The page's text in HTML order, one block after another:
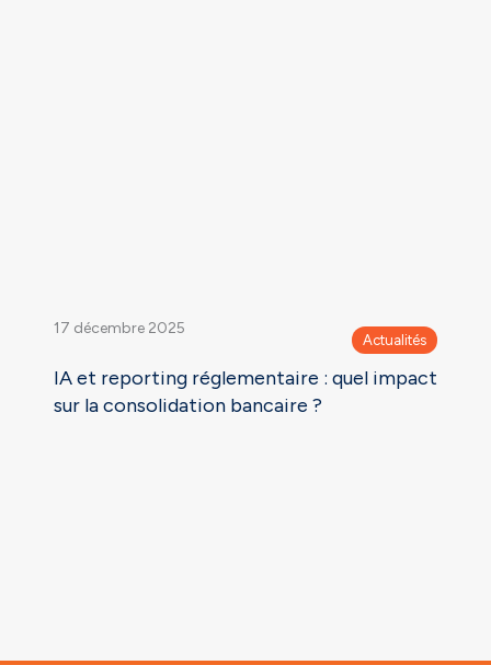
17 décembre 2025
Actualités
IA et reporting réglementaire : quel impact
sur la consolidation bancaire ?